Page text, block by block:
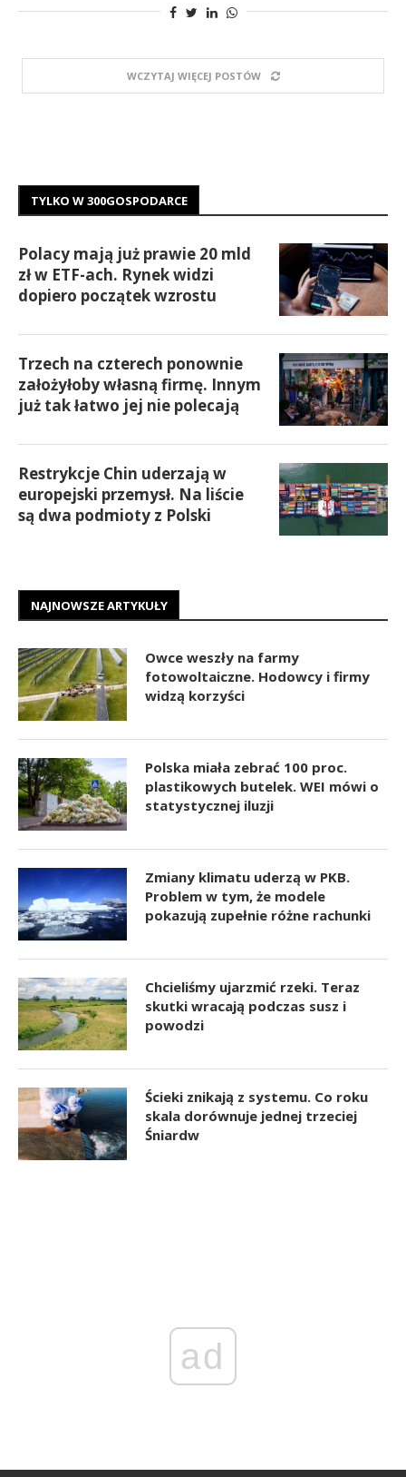
WCZYTAJ WIĘCEJ POSTÓW
TYLKO W 300GOSPODARCE
Polacy mają już prawie 20 mld
zł w ETF-ach. Rynek widzi
dopiero początek wzrostu
Trzech na czterech ponownie
założyłoby własną firmę. Innym
już tak łatwo jej nie polecają
Restrykcje Chin uderzają w
europejski przemysł. Na liście
są dwa podmioty z Polski
NAJNOWSZE ARTYKUŁY
Owce weszły na farmy
fotowoltaiczne. Hodowcy i firmy
widzą korzyści
Polska miała zebrać 100 proc.
plastikowych butelek. WEI mówi o
statystycznej iluzji
Zmiany klimatu uderzą w PKB.
Problem w tym, że modele
pokazują zupełnie różne rachunki
Chcieliśmy ujarzmić rzeki. Teraz
skutki wracają podczas susz i
powodzi
Ścieki znikają z systemu. Co roku
skala dorównuje jednej trzeciej
Śniardw
ad